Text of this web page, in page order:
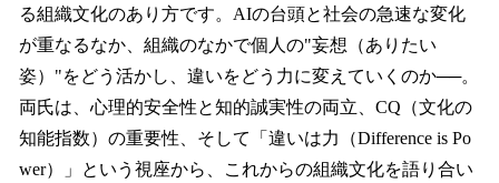
で
す
る組織文化のあり方です。AIの台頭と社会の急速な変化
が重なるなか、組織のなかで個人の"妄想（ありたい
姿）"をどう活かし、違いをどう力に変えていくのか──。
両氏は、心理的安全性と知的誠実性の両立、CQ（文化の
知能指数）の重要性、そして「違いは力（Difference is Po
wer）」という視座から、これからの組織文化を語り合い